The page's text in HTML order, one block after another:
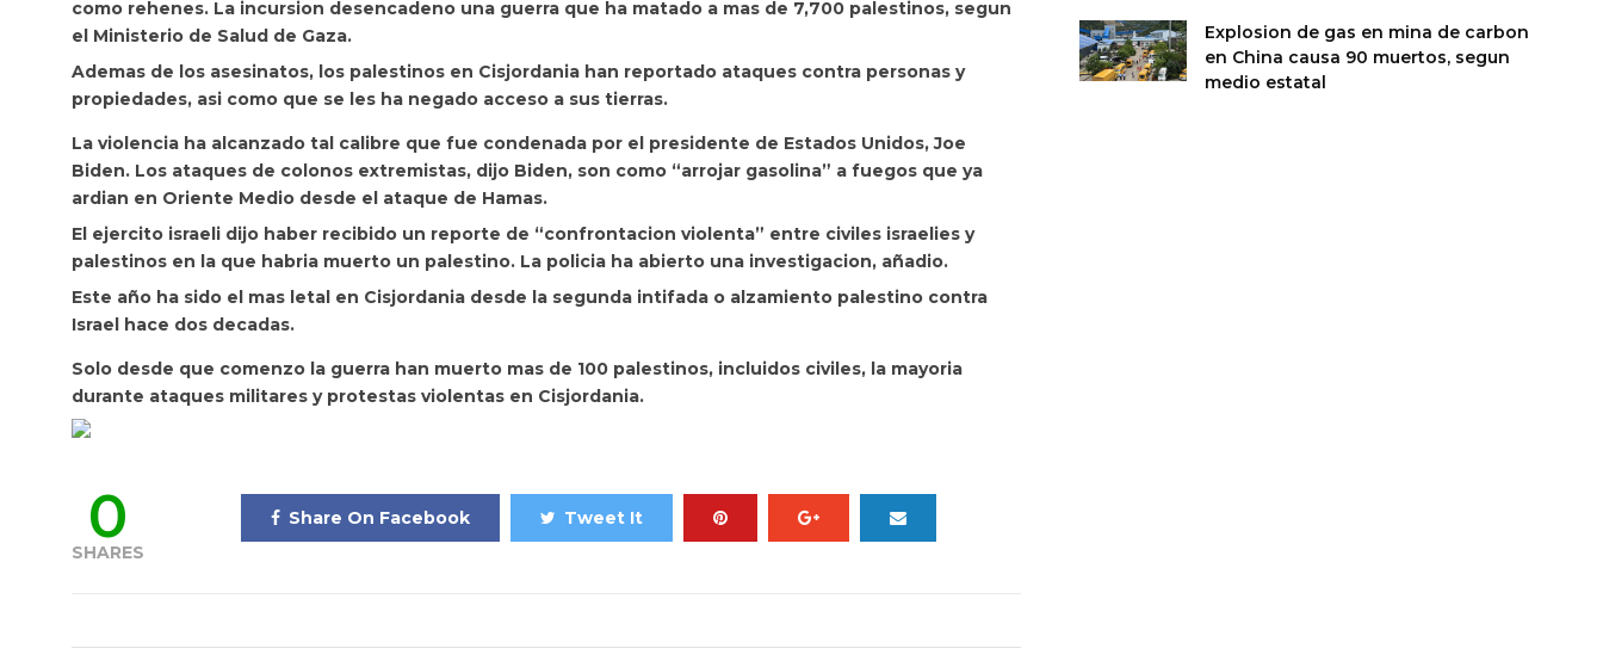
como rehenes. La incursion desencadeno una guerra que ha matado a mas de 7,700 palestinos, segun
el Ministerio de Salud de Gaza.
Ademas de los asesinatos, los palestinos en Cisjordania han reportado ataques contra personas y
propiedades, asi como que se les ha negado acceso a sus tierras.
La violencia ha alcanzado tal calibre que fue condenada por el presidente de Estados Unidos, Joe
Biden. Los ataques de colonos extremistas, dijo Biden, son como “arrojar gasolina” a fuegos que ya
ardian en Oriente Medio desde el ataque de Hamas.
El ejercito israeli dijo haber recibido un reporte de “confrontacion violenta” entre civiles israelies y
palestinos en la que habria muerto un palestino. La policia ha abierto una investigacion, añadio.
Este año ha sido el mas letal en Cisjordania desde la segunda intifada o alzamiento palestino contra
Israel hace dos decadas.
Solo desde que comenzo la guerra han muerto mas de 100 palestinos, incluidos civiles, la mayoria
durante ataques militares y protestas violentas en Cisjordania.
0
SHARES
Share On Facebook Tweet It
Explosion de gas en mina de carbon
en China causa 90 muertos, segun
medio estatal